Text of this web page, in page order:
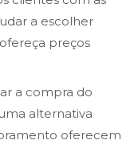
a escolher
preços
a compra do
alternativa
oferecem